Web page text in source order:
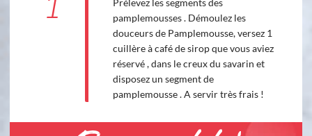
1
pamplemousses . Démoulez les
douceurs de Pamplemousse, versez 1
cuillère à café de sirop que vous aviez
réservé , dans le creux du savarin et
disposez un segment de
pamplemousse . A servir très frais !